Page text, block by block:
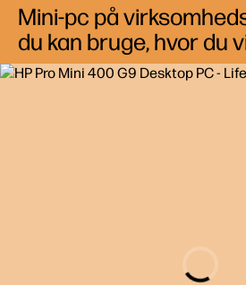
Mini-pc på
du kan bruge, hvor du